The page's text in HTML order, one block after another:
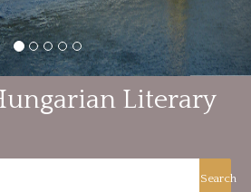
Literary
Search